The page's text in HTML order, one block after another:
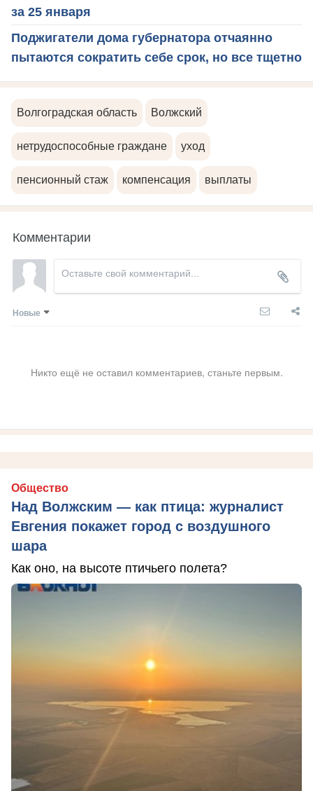
за 25 января
Поджигатели дома губернатора отчаянно
пытаются сократить себе срок, но все тщетно
Волгоградская область Волжский
нетрудоспособные граждане уход
пенсионный стаж компенсация выплаты
Комментарии
Новые
Никто ещё не оставил комментариев, станьте первым.
Общество
Над Волжским — как птица: журналист
Евгения покажет город с воздушного
шара
Как оно, на высоте птичьего полета?